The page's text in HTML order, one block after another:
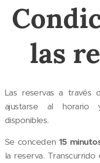
las
Las reservas a través
ajustarse al horario
disponibles.
Se conceden 15
la reserva.